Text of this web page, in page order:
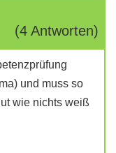
(4 Antworten)
und muss so
wie nichts weiß